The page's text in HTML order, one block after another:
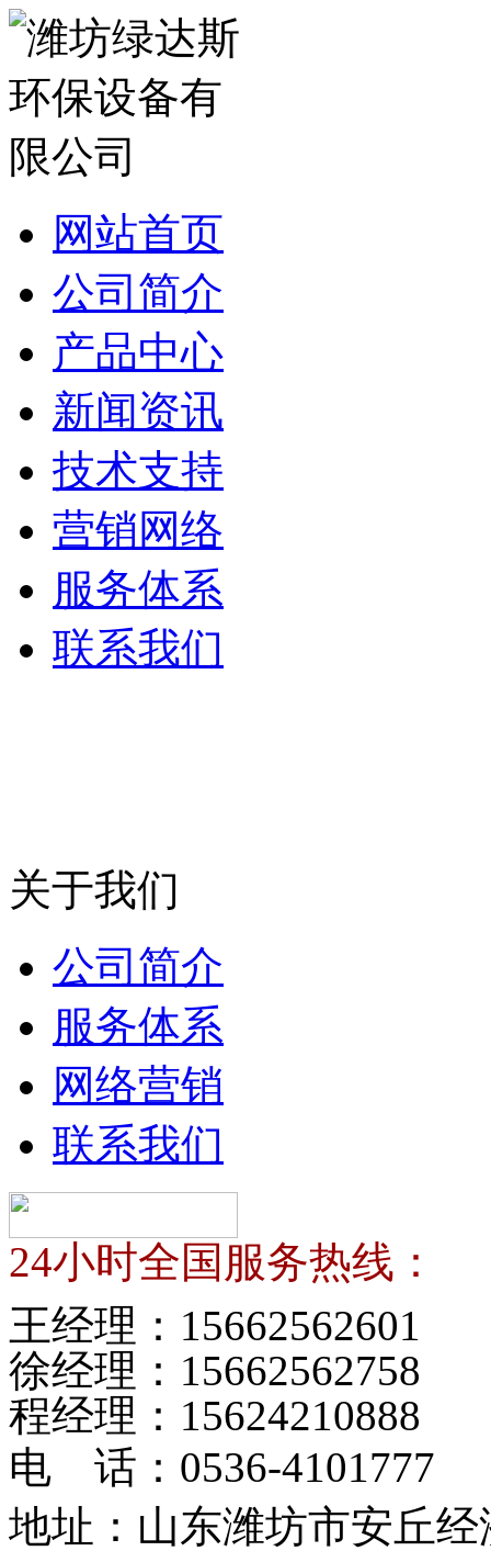
网站首页
公司简介
产品中心
新闻资讯
技术支持
营销网络
服务体系
联系我们
关于我们
公司简介
服务体系
网络营销
联系我们
24小时全国服务热线：
王经理： 15662562601
徐经理： 15662562758
程经理： 15624210888
电 话： 0536-4101777
地址：山东潍坊市安丘